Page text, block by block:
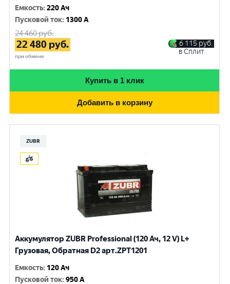
Емкость:220 Ач
Пусковой ток: 1300 A
24 460руб.
22 480 руб.
при обмене
6 115 руб.
в Сплит
Купить в 1 клик
Добавить в корзину
ZUBR
Аккумулятор ZUBR Professional (120 Ач, 12 V) L+
Грузовая, Обратная D2 арт.ZPT1201
Емкость: 120 Ач
Пусковой ток:950 A